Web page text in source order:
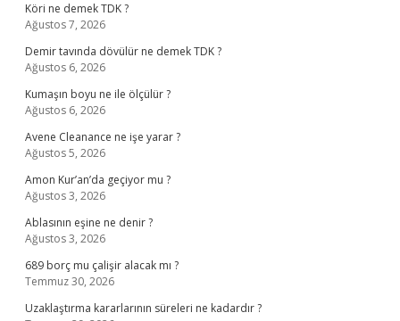
Köri ne demek TDK ?
Ağustos 7, 2026
Demir tavında dövülür ne demek TDK ?
Ağustos 6, 2026
Kumaşın boyu ne ile ölçülür ?
Ağustos 6, 2026
Avene Cleanance ne işe yarar ?
Ağustos 5, 2026
Amon Kur’an’da geçiyor mu ?
Ağustos 3, 2026
Ablasının eşine ne denir ?
Ağustos 3, 2026
689 borç mu çalişir alacak mı ?
Temmuz 30, 2026
Uzaklaştırma kararlarının süreleri ne kadardır ?